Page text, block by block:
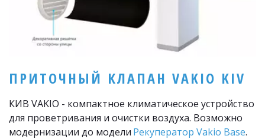
ПРИТОЧНЫЙ КЛАПАН VAKIO KIV
КИВ VAKIO - компактное климатическое устройство
для проветривания и очистки воздуха. Возможно
модернизации до модели Рекуператор Vakio Base.